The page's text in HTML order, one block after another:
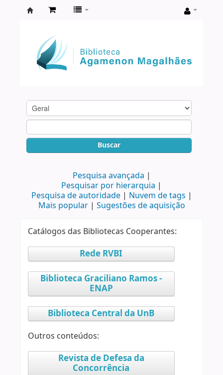
Agamenon
Magalhães
Buscar
Pesquisa avançada
Pesquisar por hierarquia
Pesquisa de autoridade
Nuvem de tags
Mais popular
Sugestões de aquisição
Catálogos das Bibliotecas Cooperantes:
Rede RVBI
Biblioteca Graciliano Ramos -
ENAP
Biblioteca Central da UnB
Outros conteúdos:
Revista de Defesa da
Concorrência